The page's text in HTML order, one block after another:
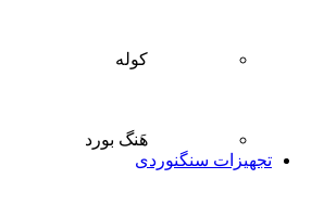
کوله
هَنگ بورد
تجهیزات سنگنوردی